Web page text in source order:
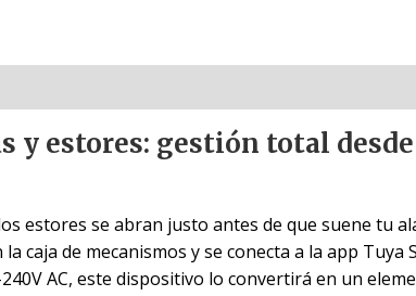
y estores: gestión total
estores se abran justo antes de que suene tu
caja de mecanismos y se conecta a la app Tuya
AC, este dispositivo lo convertirá en un